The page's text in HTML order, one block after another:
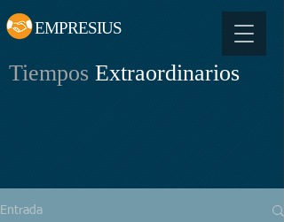
EMPRESIUS
Tiempos Extraordinarios
Entrada